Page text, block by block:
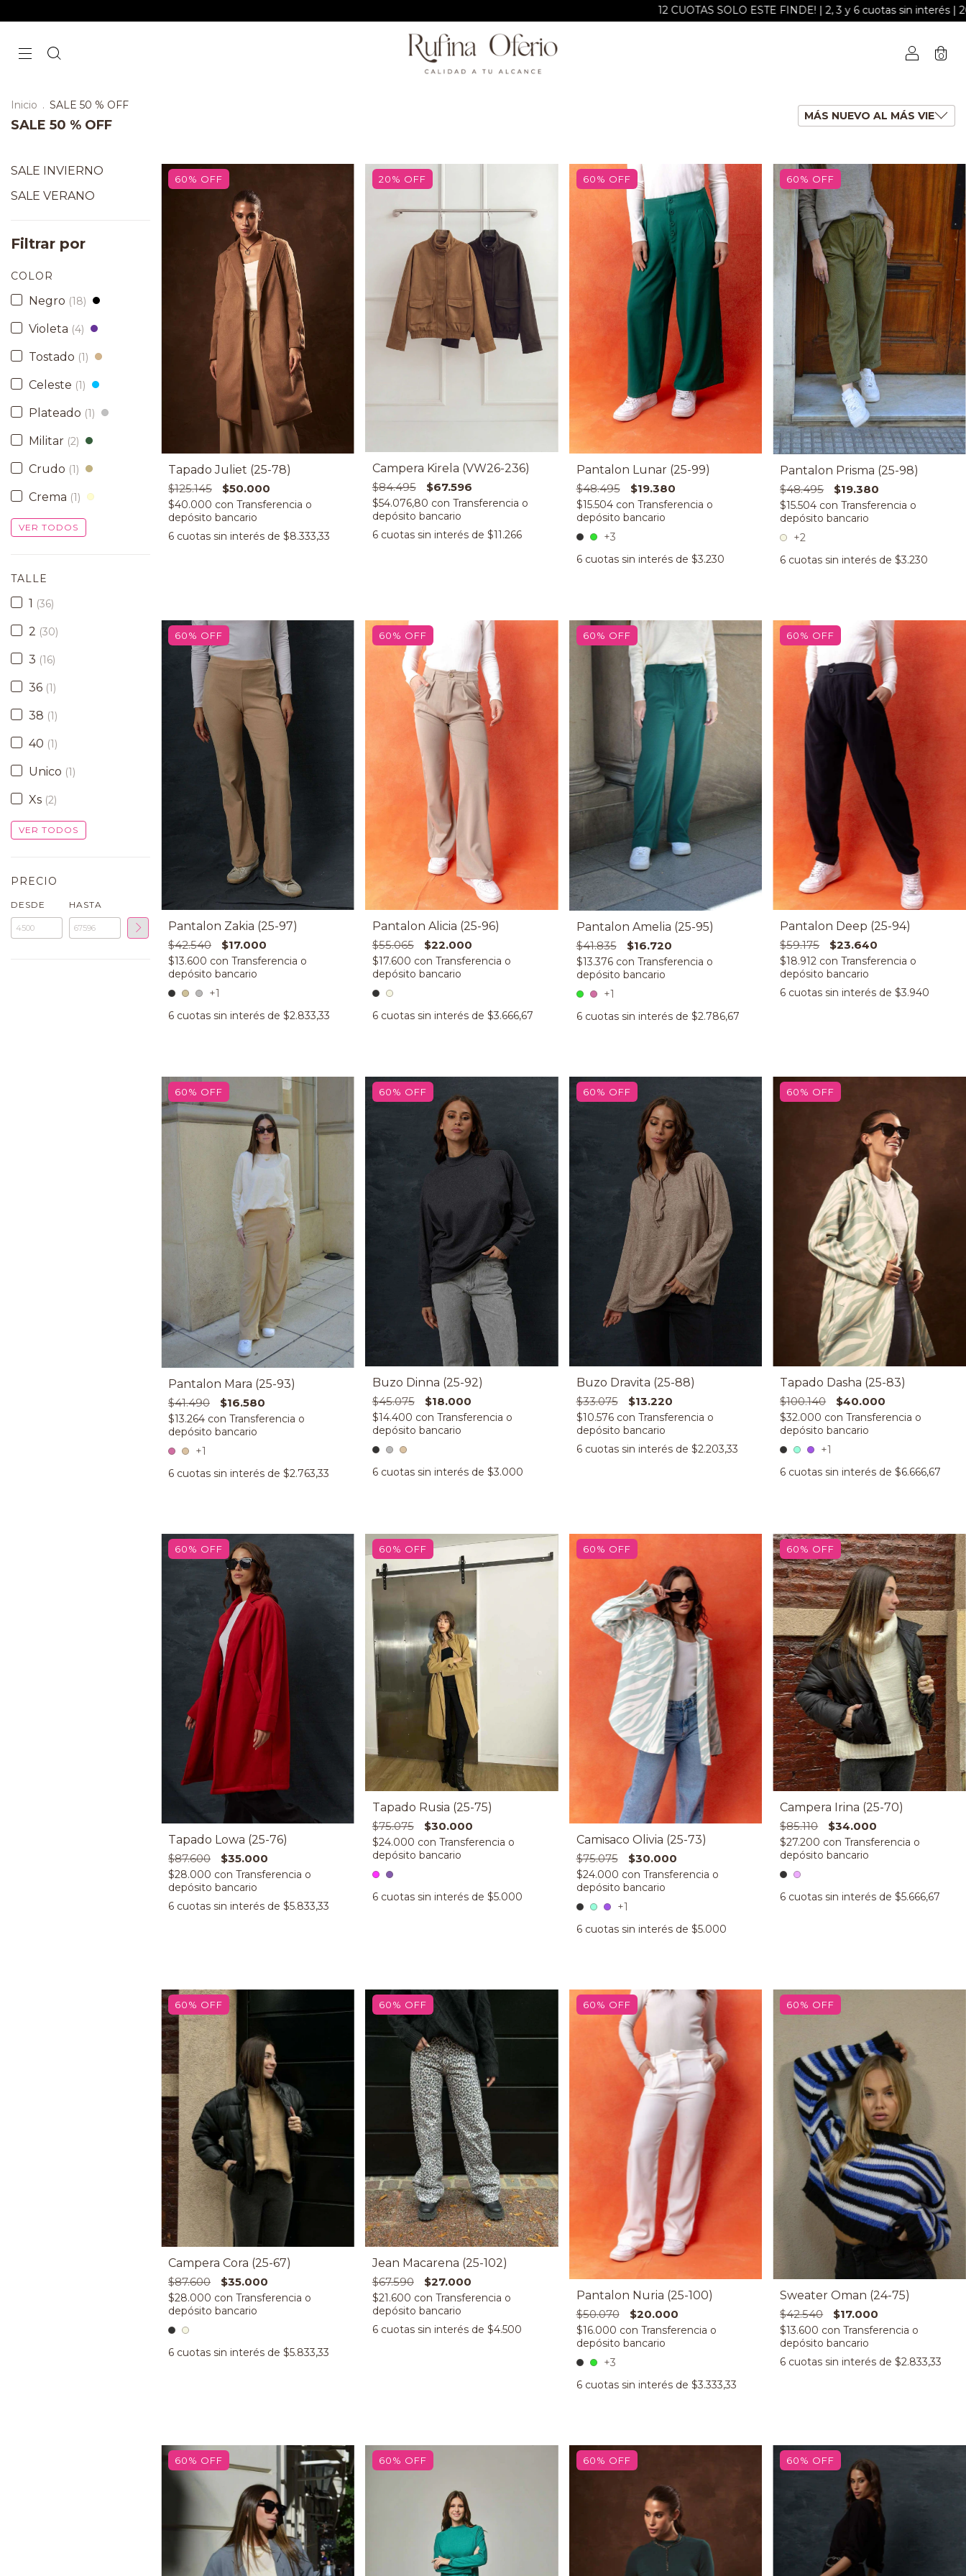
12 CUOTAS SOLO ESTE FINDE! | 2, 3 y 6 cuotas sin interés | 20% off con transf o depósito |
0
Inicio . SALE 50 % OFF
SALE 50 % OFF
SALE INVIERNO
SALE VERANO
Filtrar por
COLOR
Negro (18)
Violeta (4)
Tostado (1)
Celeste (1)
Plateado (1)
Militar (2)
Crudo (1)
Crema (1)
VER TODOS
TALLE
1 (36)
2 (30)
3 (16)
36 (1)
38 (1)
40 (1)
Unico (1)
Xs (2)
VER TODOS
PRECIO
DESDE HASTA
60% OFF
Tapado Juliet (25-78)
$125.145
$50.000
$40.000 con
6 cuotas sin interés de $8.333,33
20% OFF
Campera Kirela (VW26-236)
$84.495
$67.596
$54.076,80 con
6 cuotas sin interés de $11.266
60% OFF
Pantalon Lunar (25-99)
$48.495
$19.380
$15.504 con
+3
6 cuotas sin interés de $3.230
60% OFF
Pantalon Prisma (25-98)
$48.495
$19.380
$15.504 con
+2
6 cuotas sin interés de$3.230
60% OFF
Pantalon Zakia (25-97)
$42.540
$17.000
$13.600 con
+1
6 cuotas sin interés de $2.833,33
60% OFF
Pantalon Alicia (25-96)
$55.065
$22.000
$17.600 con
6 cuotas sin interés de $3.666,67
60% OFF
Pantalon Amelia (25-95)
$41.835
$16.720
$13.376 con
+1
6 cuotas sin interés de $2.786,67
60% OFF
Pantalon Deep (25-94)
$59.175
$23.640
$18.912 con
6 cuotas sin interés de$3.940
60% OFF
Pantalon Mara (25-93)
$41.490
$16.580
$13.264 con
+1
6 cuotas sin interés de $2.763,33
60% OFF
Buzo Dinna (25-92)
$45.075
$18.000
$14.400 con
6 cuotas sin interés de $3.000
60% OFF
Buzo Dravita (25-88)
$33.075
$13.220
$10.576 con
6 cuotas sin interés de $2.203,33
60% OFF
Tapado Dasha (25-83)
$100.140
$40.000
$32.000 con
+1
6 cuotas sin interés de$6.666,67
60% OFF
Tapado Lowa (25-76)
$87.600
$35.000
$28.000 con
6 cuotas sin interés de $5.833,33
60% OFF
Tapado Rusia (25-75)
$75.075
$30.000
$24.000 con
6 cuotas sin interés de $5.000
60% OFF
Camisaco Olivia (25-73)
$75.075
$30.000
$24.000 con
+1
6 cuotas sin interés de $5.000
60% OFF
Campera Irina (25-70)
$85.110
$34.000
$27.200 con
6 cuotas sin interés de$5.666,67
60% OFF
Campera Cora (25-67)
$87.600
$35.000
$28.000 con
6 cuotas sin interés de $5.833,33
60% OFF
Jean Macarena (25-102)
$67.590
$27.000
$21.600 con
6 cuotas sin interés de $4.500
60% OFF
Pantalon Nuria (25-100)
$50.070
$20.000
$16.000 con
+3
6 cuotas sin interés de $3.333,33
60% OFF
Sweater Oman (24-75)
$42.540
$17.000
$13.600 con
6 cuotas sin interés de$2.833,33
60% OFF 60% OFF 60% OFF 60% OFF